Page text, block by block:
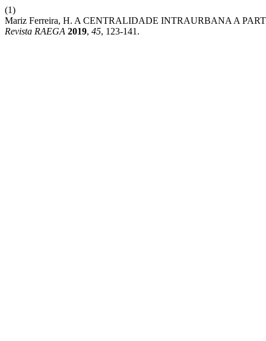
(1)
Mariz Ferreira, H. A CENTRALIDADE INTRAURBANA A
Revista RAEGA 2019, 45, 123-141.